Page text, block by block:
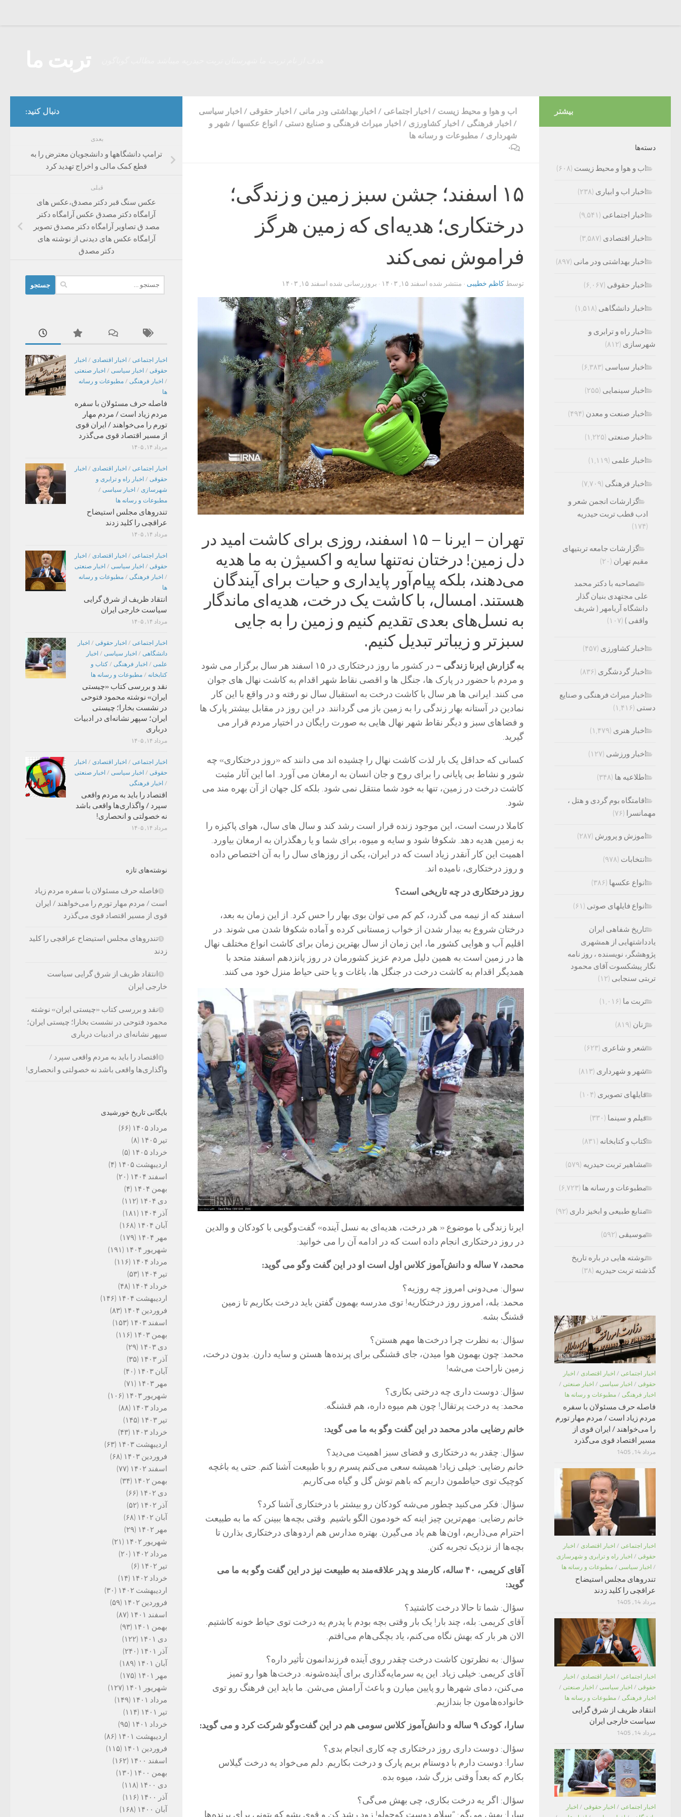
اب و هوا و محیط زیست / اخبار اجتماعی / اخبار بهداشتی ودر مانی / اخبار حقوقی / اخبار سیاسی
/ اخبار فرهنگی / اخبار کشاورزی / اخبار میراث فرهنگی و صنایع دستی / انواع عکسها / شهر و
شهرداری / مطبوعات و رسانه ها
۰
۱۵ اسفند؛ جشن سبز زمین و زندگی؛
درختکاری؛ هدیه‌ای که زمین هرگز
فراموش نمی‌کند
توسط کاظم خطیبی · منتشر شده اسفند ۱۵, ۱۴۰۳ · بروزرسانی شده اسفند ۱۵, ۱۴۰۳
تهران – ایرنا – ۱۵ اسفند، روزی برای کاشت امید در
دل زمین! درختان نه‌تنها سایه و اکسیژن به ما هدیه
می‌دهند، بلکه پیام‌آور پایداری و حیات برای آیندگان
هستند. امسال، با کاشت یک درخت، هدیه‌ای ماندگار
به نسل‌های بعدی تقدیم کنیم و زمین را به جایی
سبزتر و زیباتر تبدیل کنیم.
به گزارش ایرنا زندگی –
در کشور ما روز درختکاری در ۱۵ اسفند هر سال برگزار می شود
و مردم با حضور در پارک ها، جنگل ها و اقصی نقاط شهر اقدام به کاشت نهال های جوان
می کنند. ایرانی ها هر سال با کاشت درخت به استقبال سال نو رفته و در واقع با این کار
نمادین در آستانه بهار زندگی را به زمین باز می گردانند. در این روز در مقابل بیشتر پارک ها
و فضاهای سبز و دیگر نقاط شهر نهال هایی به صورت رایگان در اختیار مردم قرار می
گیرید.
کسانی که حداقل یک بار لذت کاشت نهال را چشیده اند می دانند که «روز درختکاری» چه
شور و نشاط بی پایانی را برای روح و جان انسان به ارمغان می آورد. اما این آثار مثبت
کاشت درخت در زمین، تنها به خود شما منتقل نمی شود. بلکه کل جهان از آن بهره مند می
شود.
کاملا درست است، این موجود زنده قرار است رشد کند و سال های سال، هوای پاکیزه را
به زمین هدیه دهد. شکوفا شود و سایه و میوه، برای شما و یا رهگذران به ارمغان بیاورد.
اهمیت این کار آنقدر زیاد است که در ایران، یکی از روزهای سال را به آن اختصاص داده
و روز درختکاری، نامیده اند.
روز درختکاری در چه تاریخی است؟
اسفند که از نیمه می گذرد، کم کم می توان بوی بهار را حس کرد. از این زمان به بعد،
درختان شروع به بیدار شدن از خواب زمستانی کرده و آماده شکوفا شدن می شوند. در
اقلیم آب و هوایی کشور ما، این زمان از سال بهترین زمان برای کاشت انواع مختلف نهال
ها در زمین است.به همین دلیل مردم عزیز کشورمان در روز پانزدهم اسفند متحد با
همدیگر اقدام به کاشت درخت در جنگل ها، باغات و یا حتی حیاط منزل خود می کنند.
ایرنا زندگی با موضوع « هر درخت، هدیه‌ای به نسل آینده» گفت‌وگویی با کودکان و والدین
در روز درختکاری انجام داده است که در ادامه آن را می خوانید:
محمد، ۷ ساله و دانش‌آموز کلاس اول است او در این گفت وگو می گوید:
سوال: می‌دونی امروز چه روزیه؟
محمد: بله، امروز روز درختکاریه! توی مدرسه بهمون گفتن باید درخت بکاریم تا زمین
قشنگ بشه.
سؤال: به نظرت چرا درخت‌ها مهم هستن؟
محمد: چون بهمون هوا میدن، جای قشنگی برای پرنده‌ها هستن و سایه دارن. بدون درخت،
زمین ناراحت می‌شه!
سؤال: دوست داری چه درختی بکاری؟
محمد: یه درخت پرتقال! چون هم میوه داره، هم قشنگه.
خانم رضایی مادر محمد در این گفت وگو به ما می گوید:
سؤال: چقدر به درختکاری و فضای سبز اهمیت می‌دید؟
خانم رضایی: خیلی زیاد! همیشه سعی می‌کنم پسرم رو با طبیعت آشنا کنم. حتی یه باغچه
کوچیک توی حیاطمون داریم که باهم توش گل و گیاه می‌کاریم.
سؤال: فکر می‌کنید چطور می‌شه کودکان رو بیشتر با درختکاری آشنا کرد؟
خانم رضایی: مهم‌ترین چیز اینه که خودمون الگو باشیم. وقتی بچه‌ها ببینن که ما به طبیعت
احترام می‌ذاریم، اون‌ها هم یاد می‌گیرن. بهتره مدارس هم اردوهای درختکاری بذارن تا
بچه‌ها از نزدیک تجربه کنن.
آقای کریمی، ۴۰ ساله، کارمند و پدر علاقه‌مند به طبیعت نیز در این گفت وگو به ما می
گوید:
سؤال: شما تا حالا درخت کاشتید؟
آقای کریمی: بله، چند بار! یک بار وقتی بچه بودم با پدرم یه درخت توی حیاط خونه کاشتیم.
الان هر بار که بهش نگاه می‌کنم، یاد بچگی‌هام می‌افتم.
سؤال: به نظرتون کاشت درخت چقدر روی آینده فرزندانمون تأثیر داره؟
آقای کریمی: خیلی زیاد. این یه سرمایه‌گذاری برای آینده‌شونه. درخت‌ها هوا رو تمیز
می‌کنن، دمای شهرها رو پایین میارن و باعث آرامش می‌شن. ما باید این فرهنگ رو توی
خانواده‌هامون جا بندازیم.
سارا، کودک ۹ ساله و دانش‌آموز کلاس سومی هم در این گفت‌وگو شرکت کرد و می گوید:
سؤال: دوست داری روز درختکاری چه کاری انجام بدی؟
سارا: دوست دارم با دوستام بریم پارک و درخت بکاریم. دلم می‌خواد یه درخت گیلاس
بکارم که بعداً وقتی بزرگ شد، میوه بده.
سؤال: اگر یه درخت بکاری، چی بهش می‌گی؟
سارا: بهش می‌گم: “سلام دوست کوچولو! زود رشد کن و قوی بشو که بتونی برای پرنده‌ها
دنبال کنید:
بعدی
ترامپ دانشگاهها و دانشجویان معترض را به
قطع کمک مالی و اخراج تهدید کرد
قبلی
عکس سنگ قبر دکتر مصدق،عکس های
آرامگاه دکتر مصدق عکس آرامگاه دکتر
مصد ق تصاویر آرامگاه دکتر مصدق تصویر
آرامگاه عکس های دیدنی از نوشته های
دکتر مصدق
برای:
اخبار اجتماعی / اخبار اقتصادی / اخبار
حقوقی / اخبار سیاسی / اخبار صنعتی
/ اخبار فرهنگی / مطبوعات و رسانه
ها
فاصله حرف مسئولان با سفره
مردم زیاد است / مردم مهار
تورم را می‌خواهند / ایران قوی
از مسیر اقتصاد قوی می‌گذرد
مرداد ۱۴, ۱۴۰۵
اخبار اجتماعی / اخبار اقتصادی / اخبار
حقوقی / اخبار راه و ترابری و
شهرسازی / اخبار سیاسی /
مطبوعات و رسانه ها
تندروهای مجلس استیضاح
عراقچی را کلید زدند
مرداد ۱۴, ۱۴۰۵
اخبار اجتماعی / اخبار اقتصادی / اخبار
حقوقی / اخبار سیاسی / اخبار صنعتی
/ اخبار فرهنگی / مطبوعات و رسانه
ها
انتقاد ظریف از شرق گرایی
سیاست خارجی ایران
مرداد ۱۴, ۱۴۰۵
اخبار اجتماعی / اخبار حقوقی / اخبار
دانشگاهی / اخبار سیاسی / اخبار
علمی / اخبار فرهنگی / کتاب و
کتابخانه / مطبوعات و رسانه ها
نقد و بررسی کتاب «چیستی
ایران» نوشته محمود فتوحی
در نشست بخارا؛ چیستی
ایران؛ سپهر نشانه‌ای در ادبیات
درباری
مرداد ۱۴, ۱۴۰۵
اخبار اجتماعی / اخبار اقتصادی / اخبار
حقوقی / اخبار سیاسی / اخبار صنعتی
/ اخبار فرهنگی
اقتصاد را باید به مردم واقعی
سپرد / واگذاری‌ها واقعی باشد
نه خصولتی و انحصاری!
مرداد ۱۴, ۱۴۰۵
نوشته‌های تازه
فاصله حرف مسئولان با سفره مردم زیاد
است / مردم مهار تورم را می‌خواهند / ایران
قوی از مسیر اقتصاد قوی می‌گذرد
تندروهای مجلس استیضاح عراقچی را کلید
زدند
انتقاد ظریف از شرق گرایی سیاست
خارجی ایران
نقد و بررسی کتاب «چیستی ایران» نوشته
محمود فتوحی در نشست بخارا؛ چیستی ایران؛
سپهر نشانه‌ای در ادبیات درباری
اقتصاد را باید به مردم واقعی سپرد /
واگذاری‌ها واقعی باشد نه خصولتی و انحصاری!
بایگانی تاریخ خورشیدی
مرداد ۱۴۰۵
(۶۶)
تیر ۱۴۰۵
(۸)
خرداد ۱۴۰۵
(۵)
اردیبهشت ۱۴۰۵
(۴)
اسفند ۱۴۰۴
(۲۰)
بهمن ۱۴۰۴
(۴)
دی ۱۴۰۴
(۱۱۲)
آذر ۱۴۰۴
(۱۸۱)
آبان ۱۴۰۴
(۱۶۸)
مهر ۱۴۰۴
(۱۷۹)
شهریور ۱۴۰۴
(۱۹۱)
مرداد ۱۴۰۴
(۱۱۶)
تیر ۱۴۰۴
(۵۳)
خرداد ۱۴۰۴
(۴۸)
اردیبهشت ۱۴۰۴
(۱۴۶)
فروردین ۱۴۰۴
(۸۳)
اسفند ۱۴۰۳
(۱۵۳)
بهمن ۱۴۰۳
(۱۱۶)
دی ۱۴۰۳
(۲۹)
آذر ۱۴۰۳
(۳۵)
آبان ۱۴۰۳
(۴۰)
مهر ۱۴۰۳
(۷۱)
شهریور ۱۴۰۳
(۱۰۶)
مرداد ۱۴۰۳
(۸۸)
تیر ۱۴۰۳
(۱۴۵)
خرداد ۱۴۰۳
(۴۳)
اردیبهشت ۱۴۰۳
(۶۳)
فروردین ۱۴۰۳
(۶۸)
اسفند ۱۴۰۲
(۷۷)
بهمن ۱۴۰۲
(۳۴)
دی ۱۴۰۲
(۶۶)
آذر ۱۴۰۲
(۵۲)
آبان ۱۴۰۲
(۶۸)
مهر ۱۴۰۲
(۲۹)
شهریور ۱۴۰۲
(۲۱)
مرداد ۱۴۰۲
(۲۰)
تیر ۱۴۰۲
(۶)
خرداد ۱۴۰۲
(۱۴)
اردیبهشت ۱۴۰۲
(۳۰)
فروردین ۱۴۰۲
(۵۹)
اسفند ۱۴۰۱
(۸۷)
بهمن ۱۴۰۱
(۹۳)
دی ۱۴۰۱
(۱۲۲)
آذر ۱۴۰۱
(۲۴۰)
آبان ۱۴۰۱
(۱۸۹)
مهر ۱۴۰۱
(۱۷۵)
شهریور ۱۴۰۱
(۱۲۷)
مرداد ۱۴۰۱
(۱۴۹)
تیر ۱۴۰۱
(۱۱۴)
خرداد ۱۴۰۱
(۹۵)
اردیبهشت ۱۴۰۱
(۸۶)
فروردین ۱۴۰۱
(۱۱۵)
اسفند ۱۴۰۰
(۱۶۲)
بهمن ۱۴۰۰
(۱۳۰)
دی ۱۴۰۰
(۱۱۸)
آذر ۱۴۰۰
(۱۱۶)
آبان ۱۴۰۰
(۱۶۸)
بیشتر
دسته‌ها
اب و هوا و محیط زیست (۶۰۸)
اخبار اب و ابیاری (۲۳۸)
اخبار اجتماعی (۹,۵۴۱)
اخبار اقتصادی (۳,۵۸۷)
اخبار بهداشتی ودر مانی (۸۹۷)
اخبار حقوقی (۶,۰۶۷)
اخبار دانشگاهی (۱,۵۱۸)
اخبار راه و ترابری و
شهرسازی (۸۱۲)
اخبار سیاسی (۶,۳۸۳)
اخبار سینمایی (۲۵۵)
اخبار صنعت و معدن (۴۹۴)
اخبار صنعتی (۱,۲۲۵)
اخبار علمی (۱,۱۱۹)
اخبار فرهنگی (۷,۷۰۹)
گزارشات انجمن شعر و
ادب قطب تربت حیدریه
(۱۷۴)
گزارشات جامعه تربتیهای
مقیم تهران (۲۰)
مصاحبه با دکتر محمد
علی مجتهدی بنیان گذار
دانشگاه آریامهر ( شریف
واقفی ) (۱۰۷)
اخبار کشاورزی (۴۵۷)
اخبار گردشگری (۸۳۶)
اخبار میراث فرهنگی و صنایع
دستی (۱,۴۱۶)
اخبار هنری (۱,۴۷۹)
اخبار ورزشی (۱۲۷)
اطلاعیه ها (۳۴۸)
اقامتگاه بوم گردی و هتل ،
مهمانسرا (۷۶)
اموزش و پرورش (۲۸۷)
انتخابات (۹۷۸)
انواع عکسها (۳۸۶)
انواع فایلهای صوتی (۶۱)
تاریخ شفاهی ایران
یادداشتهایی از همشهری
پژوهشگر، نویسنده ، روز نامه
نگار پیشکسوت آقای محمود
تربتی سنجابی (۱۲)
تربت ما (۱,۰۱۶)
زنان (۸۱۹)
شعر و شاعری (۶۲۳)
شهر و شهرداری (۸۱۳)
فایلهای تصویری (۱۰۴)
فیلم و سینما (۳۳۰)
کتاب و کتابخانه (۸۳۱)
مشاهیر تربت حیدریه (۵۷۹)
مطبوعات و رسانه ها (۶,۷۲۳)
منابع طبیعی و ابخیز داری (۹۲)
موسیقی (۵۹۲)
نوشته هایی در باره تاریخ
گذشته تربت حیدریه (۳۸)
اخبار اجتماعی / اخبار اقتصادی / اخبار
حقوقی / اخبار سیاسی / اخبار صنعتی /
اخبار فرهنگی / مطبوعات و رسانه ها
فاصله حرف مسئولان با سفره
مردم زیاد است / مردم مهار تورم
را می‌خواهند / ایران قوی از
مسیر اقتصاد قوی می‌گذرد
مرداد 14, 1405
اخبار اجتماعی / اخبار اقتصادی / اخبار
حقوقی / اخبار راه و ترابری و شهرسازی
/ اخبار سیاسی / مطبوعات و رسانه ها
تندروهای مجلس استیضاح
عراقچی را کلید زدند
مرداد 14, 1405
اخبار اجتماعی / اخبار اقتصادی / اخبار
حقوقی / اخبار سیاسی / اخبار صنعتی /
اخبار فرهنگی / مطبوعات و رسانه ها
انتقاد ظریف از شرق گرایی
سیاست خارجی ایران
مرداد 14, 1405
اخبار اجتماعی / اخبار حقوقی / اخبار